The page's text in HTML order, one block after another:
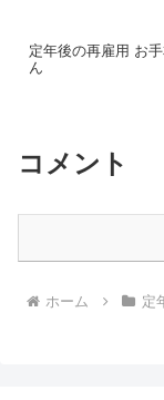
定年後の再雇用 お
ん
コメント
ホーム 定